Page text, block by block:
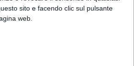
sito e facendo clic sul pulsante
web.
della